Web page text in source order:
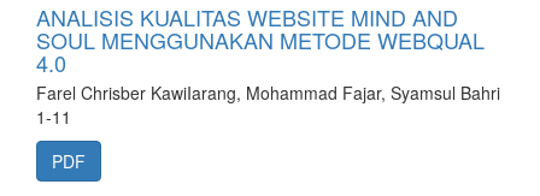
ANALISIS KUALITAS WEBSITE MIND AND
SOUL MENGGUNAKAN METODE WEBQUAL
4.0
Farel Chrisber KawiIarang, Mohammad Fajar, Syamsul Bahri
1-11
PDF